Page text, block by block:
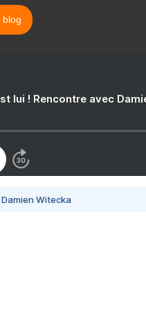
blog
lui ! Rencontre avec
Witecka